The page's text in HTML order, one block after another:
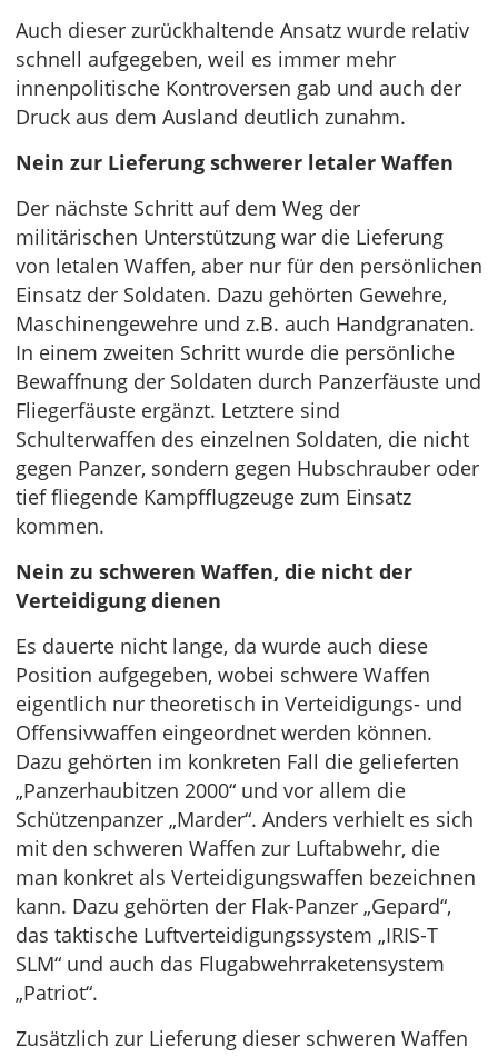
Auch dieser zurückhaltende Ansatz wurde relativ
schnell aufgegeben, weil es immer mehr
innenpolitische Kontroversen gab und auch der
Druck aus dem Ausland deutlich zunahm.
Nein zur Lieferung schwerer letaler Waffen
Der nächste Schritt auf dem Weg der
militärischen Unterstützung war die Lieferung
von letalen Waffen, aber nur für den persönlichen
Einsatz der Soldaten. Dazu gehörten Gewehre,
Maschinengewehre und z.B. auch Handgranaten.
In einem zweiten Schritt wurde die persönliche
Bewaffnung der Soldaten durch Panzerfäuste und
Fliegerfäuste ergänzt. Letztere sind
Schulterwaffen des einzelnen Soldaten, die nicht
gegen Panzer, sondern gegen Hubschrauber oder
tief fliegende Kampfflugzeuge zum Einsatz
kommen.
Nein zu schweren Waffen, die nicht der
Verteidigung dienen
Es dauerte nicht lange, da wurde auch diese
Position aufgegeben, wobei schwere Waffen
eigentlich nur theoretisch in Verteidigungs- und
Offensivwaffen eingeordnet werden können.
Dazu gehörten im konkreten Fall die gelieferten
„Panzerhaubitzen 2000“ und vor allem die
Schützenpanzer „Marder“. Anders verhielt es sich
mit den schweren Waffen zur Luftabwehr, die
man konkret als Verteidigungswaffen bezeichnen
kann. Dazu gehörten der Flak-Panzer „Gepard“,
das taktische Luftverteidigungssystem „IRIS-T
SLM“ und auch das Flugabwehrraketensystem
„Patriot“.
Zusätzlich zur Lieferung dieser schweren Waffen